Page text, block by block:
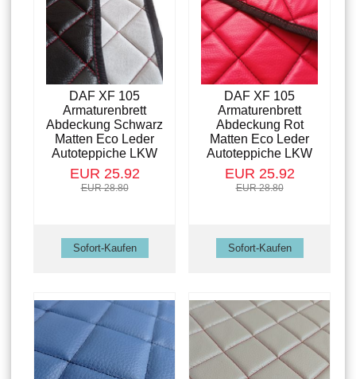
DAF XF 105
Armaturenbrett
Abdeckung Schwarz
Matten Eco Leder
Autoteppiche LKW
EUR 25.92
EUR 28.80
DAF XF 105
Armaturenbrett
Abdeckung Rot
Matten Eco Leder
Autoteppiche LKW
EUR 25.92
EUR 28.80